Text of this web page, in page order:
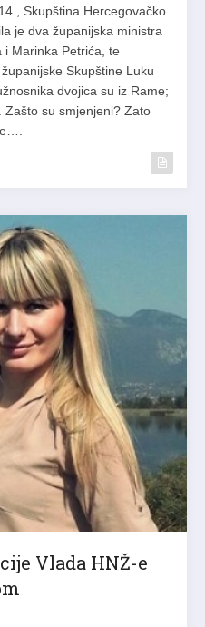
Skupština Hercegovačko
je dva županijska ministra
i Marinka Petrića, te
Skupštine Luku
dvojica su iz Rame;
Zašto su smjenjeni? Zato
Vlada HNŽ-e